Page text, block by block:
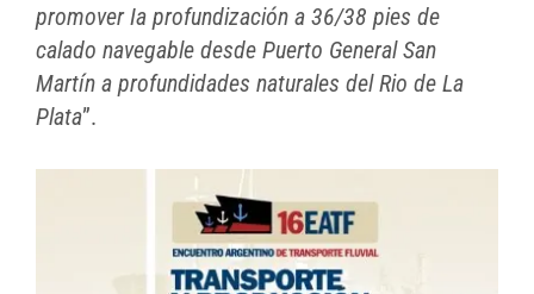
promover Ia profundización a 36/38 pies de
calado navegable desde Puerto General San
Martín a profundidades naturales del Rio de La
Plata”.